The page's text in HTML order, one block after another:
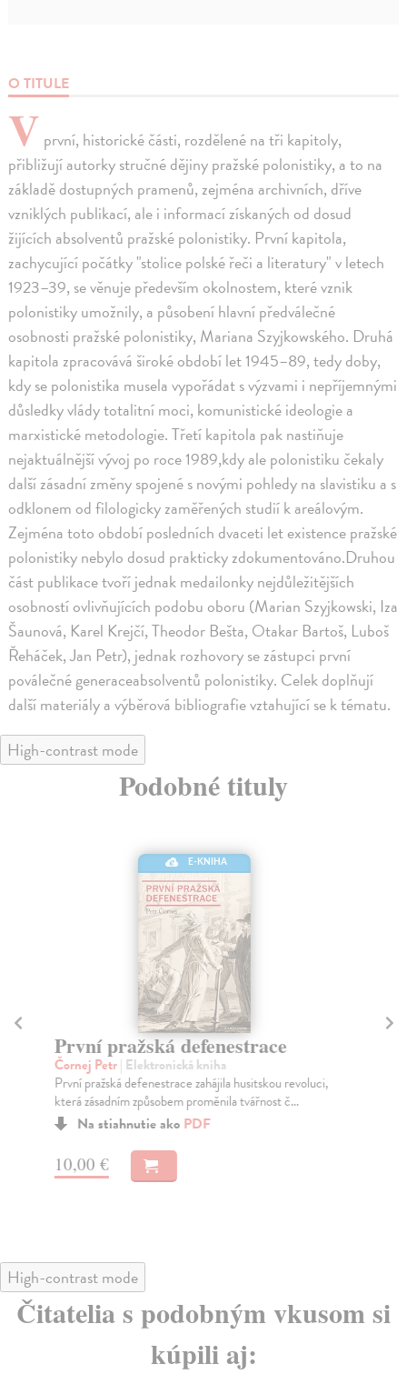
O TITULE
V první, historické části, rozdělené na tři kapitoly,
přibližují autorky stručné dějiny pražské polonistiky, a to na
základě dostupných pramenů, zejména archivních, dříve
vzniklých publikací, ale i informací získaných od dosud
žijících absolventů pražské polonistiky. První kapitola,
zachycující počátky "stolice polské řeči a literatury" v letech
1923–39, se věnuje především okolnostem, které vznik
polonistiky umožnily, a působení hlavní předválečné
osobnosti pražské polonistiky, Mariana Szyjkowského. Druhá
kapitola zpracovává široké období let 1945–89, tedy doby,
kdy se polonistika musela vypořádat s výzvami i nepříjemnými
důsledky vlády totalitní moci, komunistické ideologie a
marxistické metodologie. Třetí kapitola pak nastiňuje
nejaktuálnější vývoj po roce 1989,kdy ale polonistiku čekaly
další zásadní změny spojené s novými pohledy na slavistiku a s
odklonem od filologicky zaměřených studií k areálovým.
Zejména toto období posledních dvaceti let existence pražské
polonistiky nebylo dosud prakticky zdokumentováno.Druhou
část publikace tvoří jednak medailonky nejdůležitějších
osobností ovlivňujících podobu oboru (Marian Szyjkowski, Iza
Šaunová, Karel Krejčí, Theodor Bešta, Otakar Bartoš, Luboš
Řeháček, Jan Petr), jednak rozhovory se zástupci první
poválečné generaceabsolventů polonistiky. Celek doplňují
další materiály a výběrová bibliografie vztahující se k tématu.
High-contrast mode
Podobné tituly
E-KNIHA
První pražská defenestrace
Čornej Petr| Elektronická kniha
První pražská defenestrace zahájila husitskou revoluci,
která zásadním způsobem proměnila tvářnost č...
Na stiahnutie ako PDF
10,00 €
High-contrast mode
Čitatelia s podobným vkusom si
kúpili aj: